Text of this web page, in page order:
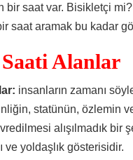
bir saat var. Bisikletçi
saat aramak bu kadar
Alanlar
insanların zamanı
statünün, özlemin
alışılmadık bir
ve yoldaşlık gösterisidir.